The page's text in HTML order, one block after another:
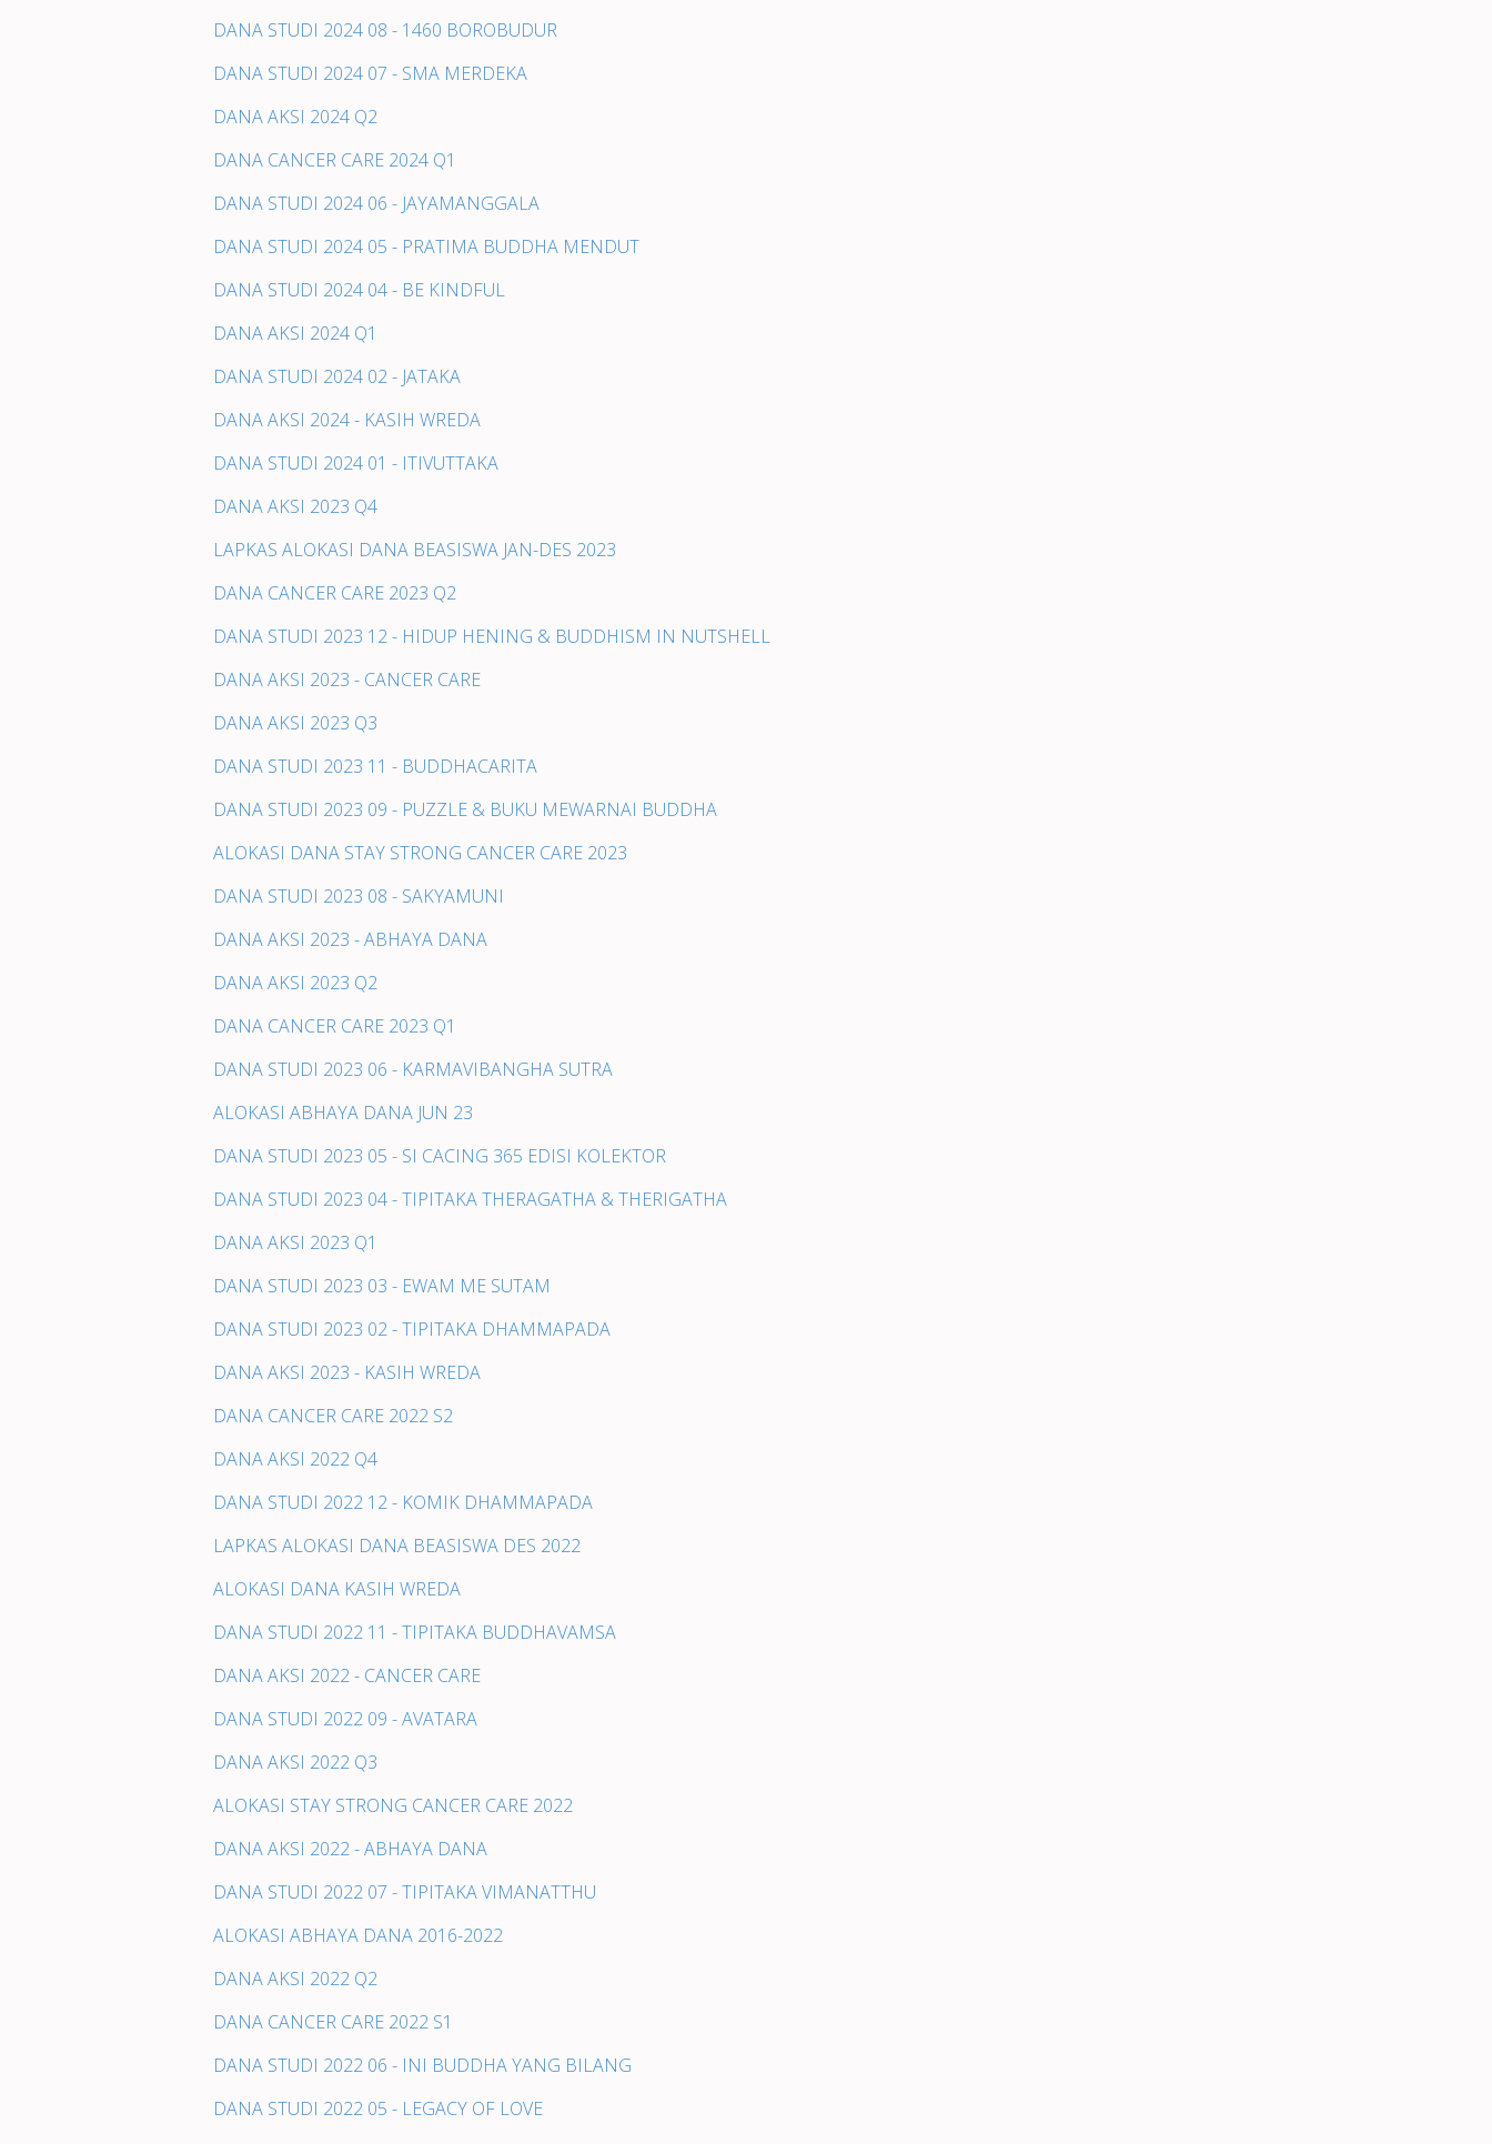
DANA STUDI 2024 08 - 1460 BOROBUDUR
DANA STUDI 2024 07 - SMA MERDEKA
DANA AKSI 2024 Q2
DANA CANCER CARE 2024 Q1
DANA STUDI 2024 06 - JAYAMANGGALA
DANA STUDI 2024 05 - PRATIMA BUDDHA MENDUT
DANA STUDI 2024 04 - BE KINDFUL
DANA AKSI 2024 Q1
DANA STUDI 2024 02 - JATAKA
DANA AKSI 2024 - KASIH WREDA
DANA STUDI 2024 01 - ITIVUTTAKA
DANA AKSI 2023 Q4
LAPKAS ALOKASI DANA BEASISWA JAN-DES 2023
DANA CANCER CARE 2023 Q2
DANA STUDI 2023 12 - HIDUP HENING & BUDDHISM IN NUTSHELL
DANA AKSI 2023 - CANCER CARE
DANA AKSI 2023 Q3
DANA STUDI 2023 11 - BUDDHACARITA
DANA STUDI 2023 09 - PUZZLE & BUKU MEWARNAI BUDDHA
ALOKASI DANA STAY STRONG CANCER CARE 2023
DANA STUDI 2023 08 - SAKYAMUNI
DANA AKSI 2023 - ABHAYA DANA
DANA AKSI 2023 Q2
DANA CANCER CARE 2023 Q1
DANA STUDI 2023 06 - KARMAVIBANGHA SUTRA
ALOKASI ABHAYA DANA JUN 23
DANA STUDI 2023 05 - SI CACING 365 EDISI KOLEKTOR
DANA STUDI 2023 04 - TIPITAKA THERAGATHA & THERIGATHA
DANA AKSI 2023 Q1
DANA STUDI 2023 03 - EWAM ME SUTAM
DANA STUDI 2023 02 - TIPITAKA DHAMMAPADA
DANA AKSI 2023 - KASIH WREDA
DANA CANCER CARE 2022 S2
DANA AKSI 2022 Q4
DANA STUDI 2022 12 - KOMIK DHAMMAPADA
LAPKAS ALOKASI DANA BEASISWA DES 2022
ALOKASI DANA KASIH WREDA
DANA STUDI 2022 11 - TIPITAKA BUDDHAVAMSA
DANA AKSI 2022 - CANCER CARE
DANA STUDI 2022 09 - AVATARA
DANA AKSI 2022 Q3
ALOKASI STAY STRONG CANCER CARE 2022
DANA AKSI 2022 - ABHAYA DANA
DANA STUDI 2022 07 - TIPITAKA VIMANATTHU
ALOKASI ABHAYA DANA 2016-2022
DANA AKSI 2022 Q2
DANA CANCER CARE 2022 S1
DANA STUDI 2022 06 - INI BUDDHA YANG BILANG
DANA STUDI 2022 05 - LEGACY OF LOVE